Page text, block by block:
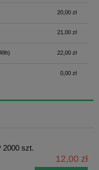
20,00 zł
21,00 zł
22,00 zł
0,00 zł
2000 szt.
12,00 zł